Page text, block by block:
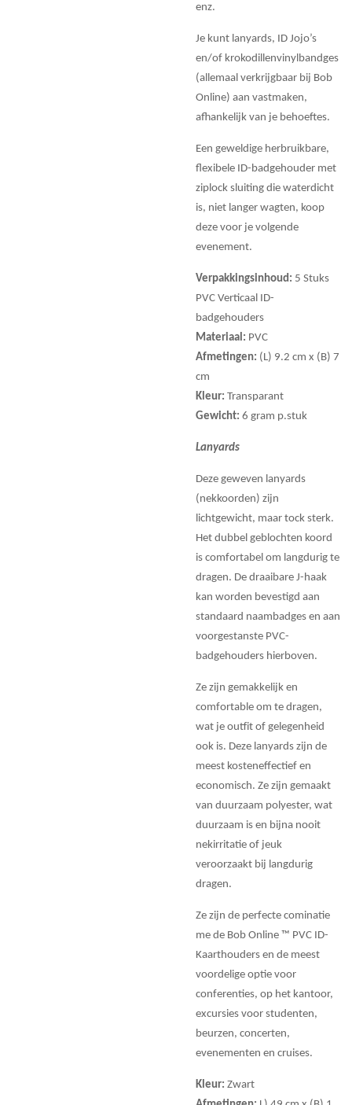
enz.
Je kunt lanyards, ID Jojo’s
en/of krokodillenvinylbandges
(allemaal verkrijgbaar bij Bob
Online) aan vastmaken,
afhankelijk van je behoeftes.
Een geweldige herbruikbare,
flexibele ID-badgehouder met
ziplock sluiting die waterdicht
is, niet langer wagten, koop
deze voor je volgende
evenement.
Verpakkingsinhoud: 5 Stuks
PVC Verticaal ID-
badgehouders
Materiaal: PVC
Afmetingen: (L) 9.2 cm x (B) 7
cm
Kleur: Transparant
Gewicht: 6 gram p.stuk
Lanyards
Deze geweven lanyards
(nekkoorden) zijn
lichtgewicht, maar tock sterk.
Het dubbel geblochten koord
is comfortabel om langdurig te
dragen. De draaibare J-haak
kan worden bevestigd aan
standaard naambadges en aan
voorgestanste PVC-
badgehouders hierboven.
Ze zijn gemakkelijk en
comfortable om te dragen,
wat je outfit of gelegenheid
ook is. Deze lanyards zijn de
meest kosteneffectief en
economisch. Ze zijn gemaakt
van duurzaam polyester, wat
duurzaam is en bijna nooit
nekirritatie of jeuk
veroorzaakt bij langdurig
dragen.
Ze zijn de perfecte cominatie
me de Bob Online ™ PVC ID-
Kaarthouders en de meest
voordelige optie voor
conferenties, op het kantoor,
excursies voor studenten,
beurzen, concerten,
evenementen en cruises.
Kleur: Zwart